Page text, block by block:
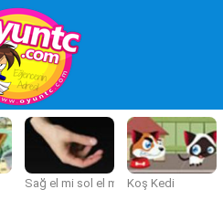
Sağ el mi sol el mi Koş Kedi